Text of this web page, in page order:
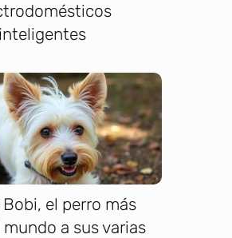
inteligentes
Bobi, el perro más
a sus varias